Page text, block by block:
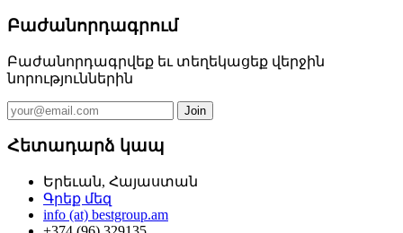
Բաժանորդագրում
Բաժանորդագրվեք եւ տեղեկացեք վերջին
նորություններին
Հետադարձ կապ
Երեւան, Հայաստան
Գրեք մեզ
info (at) bestgroup.am